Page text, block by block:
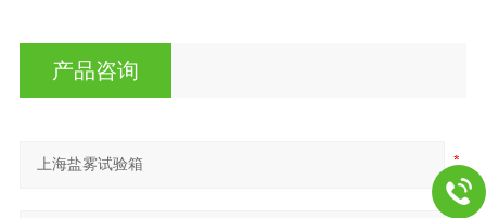
产品咨询